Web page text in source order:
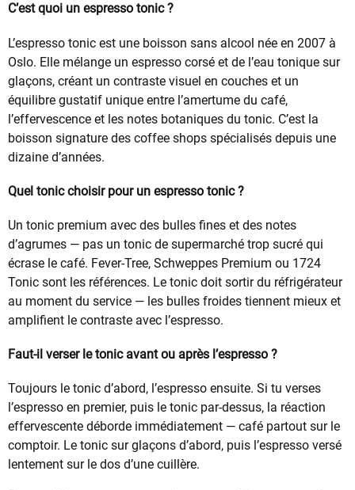
C’est quoi un espresso tonic ?
L’espresso tonic est une boisson sans alcool née en 2007 à
Oslo. Elle mélange un espresso corsé et de l’eau tonique sur
glaçons, créant un contraste visuel en couches et un
équilibre gustatif unique entre l’amertume du café,
l’effervescence et les notes botaniques du tonic. C’est la
boisson signature des coffee shops spécialisés depuis une
dizaine d’années.
Quel tonic choisir pour un espresso tonic ?
Un tonic premium avec des bulles fines et des notes
d’agrumes — pas un tonic de supermarché trop sucré qui
écrase le café. Fever-Tree, Schweppes Premium ou 1724
Tonic sont les références. Le tonic doit sortir du réfrigérateur
au moment du service — les bulles froides tiennent mieux et
amplifient le contraste avec l’espresso.
Faut-il verser le tonic avant ou après l’espresso ?
Toujours le tonic d’abord, l’espresso ensuite. Si tu verses
l’espresso en premier, puis le tonic par-dessus, la réaction
effervescente déborde immédiatement — café partout sur le
comptoir. Le tonic sur glaçons d’abord, puis l’espresso versé
lentement sur le dos d’une cuillère.